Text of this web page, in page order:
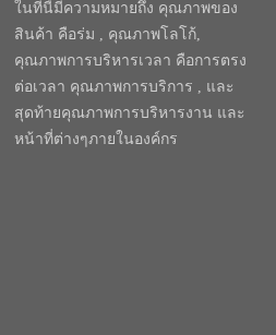
ในทีนี้มีความหมายถึง คุณภาพของ
สินค้า คือร่ม , คุณภาพโลโก้,
คุณภาพการบริหารเวลา คือการตรง
ต่อเวลา คุณภาพการบริการ , และ
สุดท้ายคุณภาพการบริหารงาน และ
หน้าที่ต่างๆภายในองค์กร